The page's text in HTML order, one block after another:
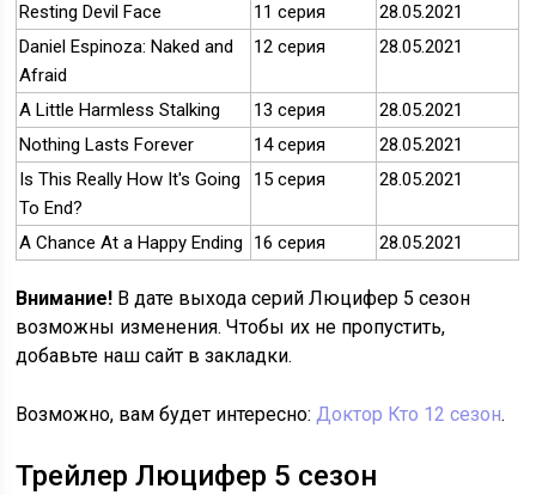
Resting Devil Face 11 серия
28.05.2021
Daniel Espinoza: Naked and
Afraid
12 серия 28.05.2021
A Little Harmless Stalking 13 серия
28.05.2021
Nothing Lasts Forever
14 серия
28.05.2021
Is This Really How It's Going
To End?
15 серия 28.05.2021
A Chance At a Happy Ending 16 серия 28.05.2021
Внимание! В дате выхода серий Люцифер 5 сезон
возможны изменения. Чтобы их не пропустить,
добавьте наш сайт в закладки.
Возможно, вам будет интересно:Доктор Кто 12 сезон.
Трейлер Люцифер 5 сезон